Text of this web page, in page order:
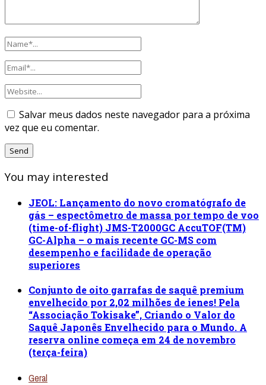
Salvar meus dados neste navegador para a próxima
vez que eu comentar.
You may interested
JEOL: Lançamento do novo cromatógrafo de
gás – espectômetro de massa por tempo de voo
(time-of-flight) JMS-T2000GC AccuTOF(TM)
GC-Alpha – o mais recente GC-MS com
desempenho e facilidade de operação
superiores
Conjunto de oito garrafas de saquê premium
envelhecido por 2,02 milhões de ienes! Pela
“Associação Tokisake”, Criando o Valor do
Saquê Japonês Envelhecido para o Mundo. A
reserva online começa em 24 de novembro
(terça-feira)
Geral